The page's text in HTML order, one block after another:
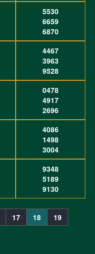
5530
6659
6870
4467
3963
9528
0478
4917
2696
4086
1498
3004
9348
5189
9130
17 18
19